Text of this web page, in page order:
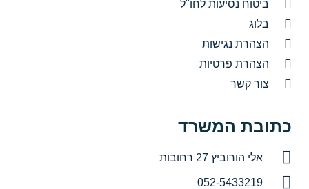
ביטוח נסיעות לחו"ל
בלוג
הצהרת נגישות
הצהרת פרטיות
צור קשר
כתובת המשרד
אלי הורוביץ 27 רחובות
052-5433219